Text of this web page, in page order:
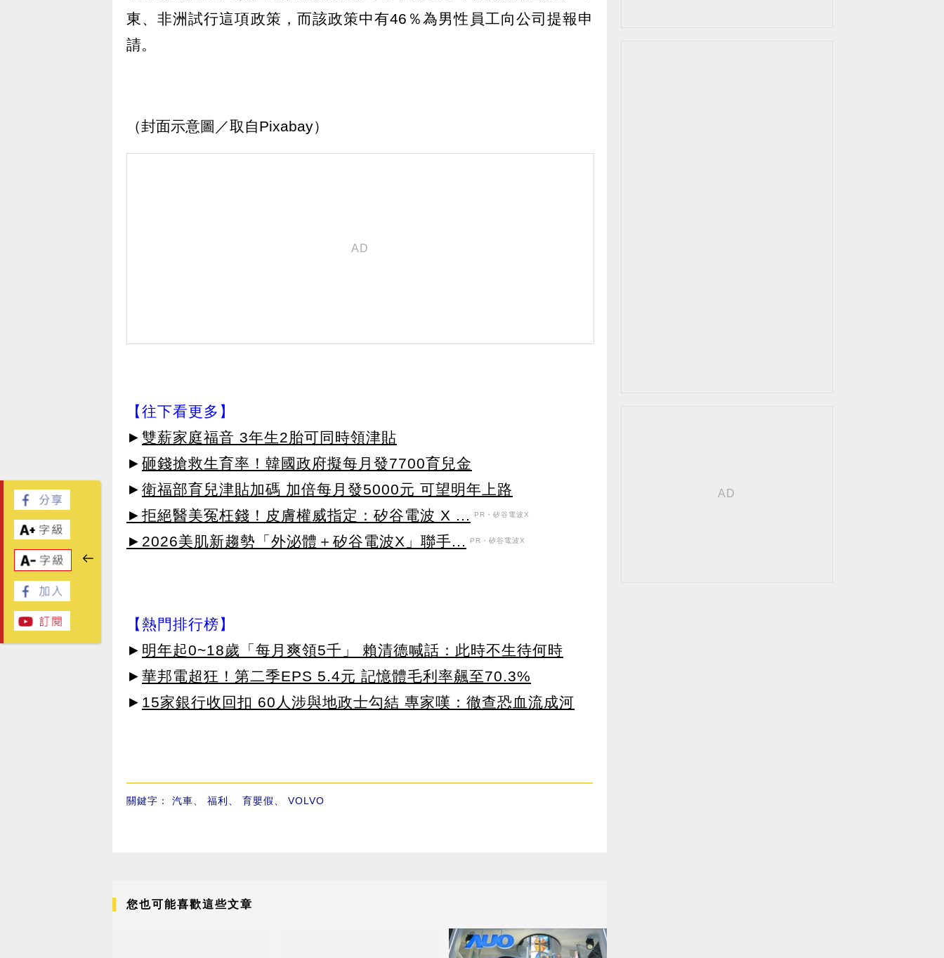
東、非洲試行這項政策，而該政策中有46％為男性員工向公司提報申
請。
（封面示意圖／取自Pixabay）
【往下看更多】
► 雙薪家庭福音 3年生2胎可同時領津貼
► 砸錢搶救生育率！韓國政府擬每月發7700育兒金
► 衛福部育兒津貼加碼 加倍每月發5000元 可望明年上路
►拒絕醫美冤枉錢！皮膚權威指定：矽谷電波 X ...
PR・矽谷電波X
►2026美肌新趨勢「外泌體＋矽谷電波X」聯手... PR・矽谷電波X
【熱門排行榜】
► 明年起0~18歲「每月爽領5千」 賴清德喊話：此時不生待何時
► 華邦電超狂！第二季EPS 5.4元 記憶體毛利率飆至70.3%
► 15家銀行收回扣 60人涉與地政士勾結 專家嘆：徹查恐血流成河
關鍵字： 汽車 福利 育嬰假 VOLVO
您也可能喜歡這些文章